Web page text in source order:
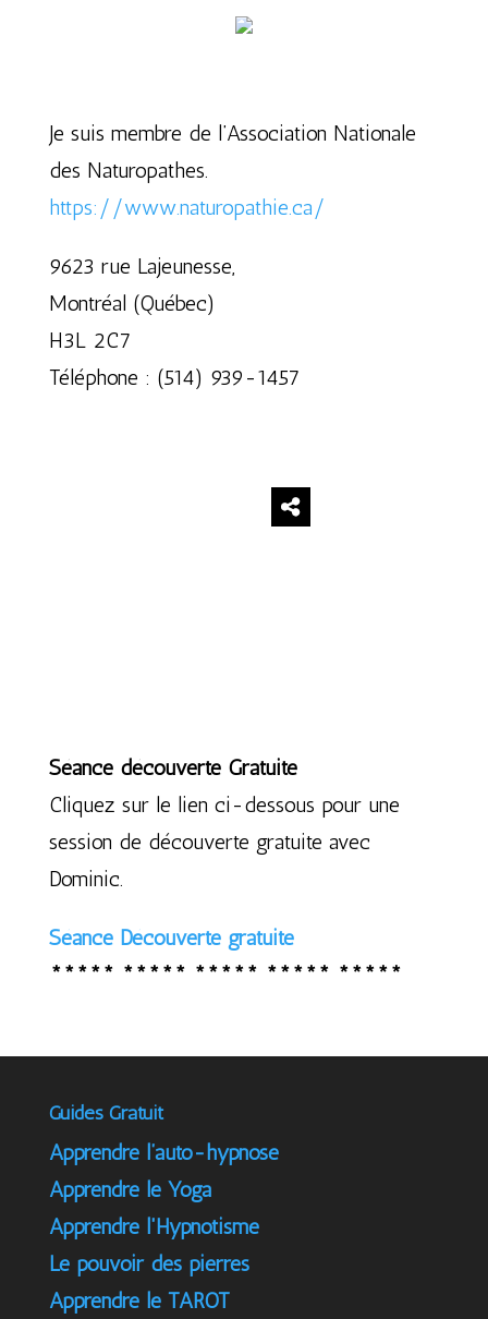
Je suis membre de l’Association Nationale
des Naturopathes.
https://www.naturopathie.ca/
9623 rue Lajeunesse,
Montréal (Québec)
H3L 2C7
Téléphone : (514) 939-1457
Séance découverte Gratuite
Cliquez sur le lien ci-dessous pour une
session de découverte gratuite avec
Dominic.
Séance Découverte gratuite
***** ***** ***** ***** *****
Guides Gratuit
Apprendre l’auto-hypnose
Apprendre le Yoga
Apprendre l'Hypnotisme
Le pouvoir des pierres
Apprendre le TAROT